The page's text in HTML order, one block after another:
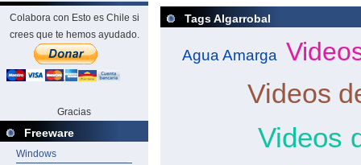
Colabora con Esto es Chile si
crees que te hemos ayudado.
Gracias
Freeware
Windows
Tags Algarrobal
Agua Amarga
Videos
Videos